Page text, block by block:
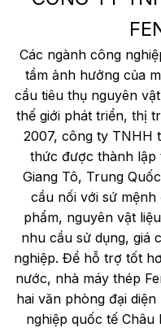
Các ngành công
tầm ảnh hưởng của
cầu tiêu thụ nguyên
thế giới phát triển, thị
2007, công ty TNHH
thức được thành lập
Giang Tô, Trung
cầu nối với sứ
phẩm, nguyên vật
nhu cầu sử dụng, giá
nghiệp. Để hỗ trợ tốt
nước, nhà máy thép
hai văn phòng đại
nghiệp quốc tế Châu